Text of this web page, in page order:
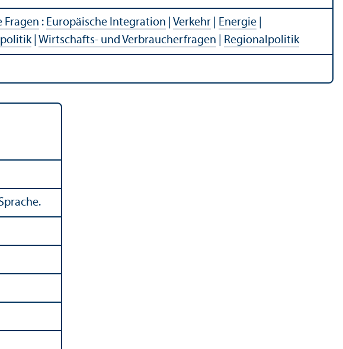
: Europäische Integration Verkehr Energie
| Wirtschafts- und Verbraucherfragen Regionalpolitik